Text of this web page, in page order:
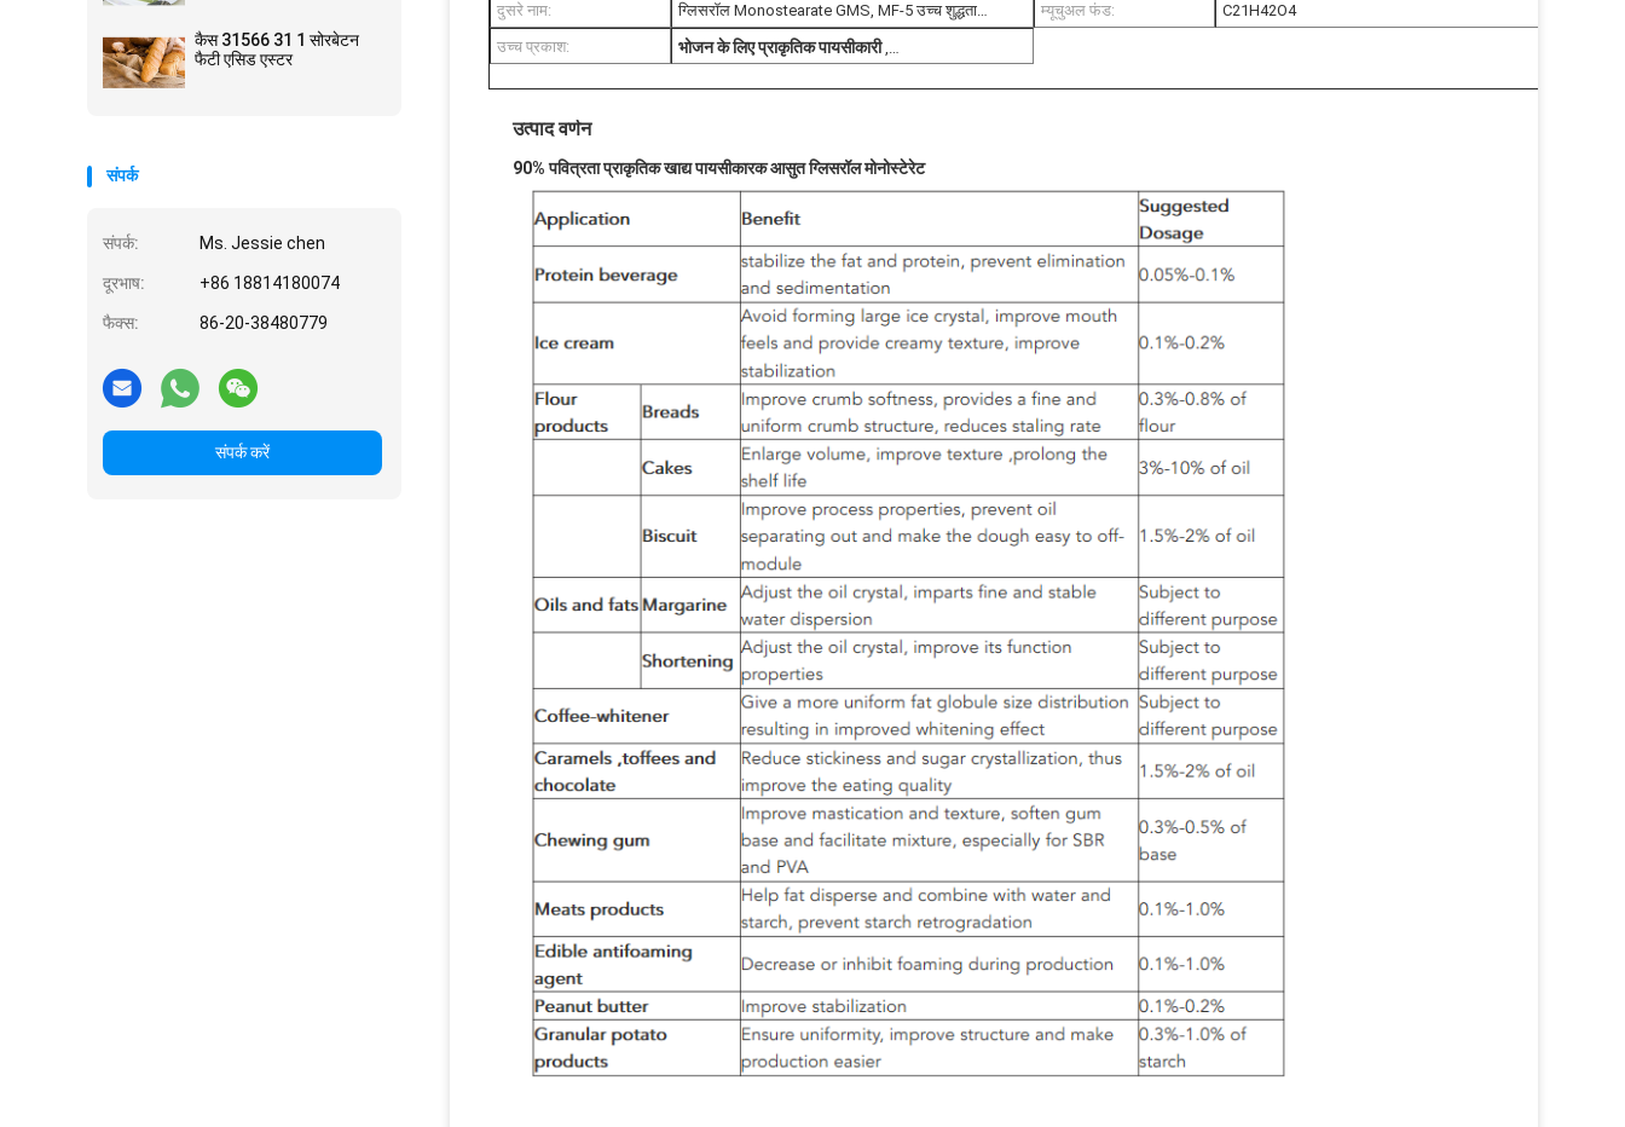
कैस 31566 31 1 सोरबेटन
फैटी एसिड एस्टर
संपर्क
संपर्क: Ms. Jessie chen
दूरभाष: +86 18814180074
फैक्स: 86-20-38480779
संपर्क करें
भोजन के लिए प्राकृतिक पायसीकारी खाद्य सुरक्षित पायसीकारी
विस्तार से जानकारी
दुसरे नाम:
ग्लिसरॉल Monostearate GMS, MF-5 उच्च शुद्धता
मोनोग्लिसराइड
म्यूचुअल फंड:
C21H42O4
उच्च प्रकाश:
भोजन के लिए प्राकृतिक पायसीकारी ,
खाद्य सुरक्षित पायसीकारी
उत्पाद वर्णन
90% पवित्रता प्राकृतिक खाद्य पायसीकारक आसुत ग्लिसरॉल मोनोस्टेरेट